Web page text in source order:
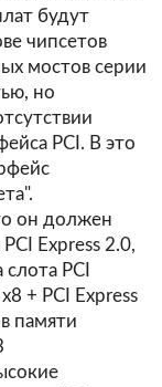
будут
чипсетов
мостов серии
но
PCI. В это
он должен
Express 2.0,
PCI
+ PCI Express
памяти